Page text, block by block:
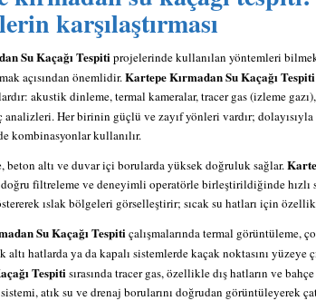
karşılaştırması
Su Kaçağı Tespiti projelerinde kullanılan yöntemleri
açısından önemlidir. Kartepe Kırmadan Su Kaçağı Tespiti
akustik dinleme, termal kameralar, tracer gas (izleme
analizleri. Her birinin güçlü ve zayıf yönleri vardır; dolayısıyla
kombinasyonlar kullanılır.
beton altı ve duvar içi borularda yüksek doğruluk sağlar.
filtreleme ve deneyimli operatörle birleştirildiğinde hızlı
ıslak bölgeleri görselleştirir; sıcak su hatları için
Su Kaçağı Tespiti çalışmalarında termal görüntüleme,
altı hatlarda ya da kapalı sistemlerde kaçak noktasını yüzeye
Tespiti sırasında tracer gas, özellikle dış hatların ve
atık su ve drenaj borularını doğrudan görüntüleyerek